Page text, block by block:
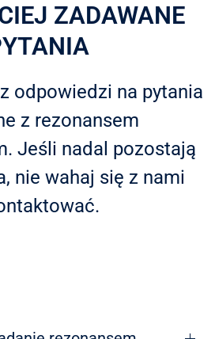
ZADAWANE
odpowiedzi na pytania
z rezonansem
Jeśli nadal pozostają
nie wahaj się z nami